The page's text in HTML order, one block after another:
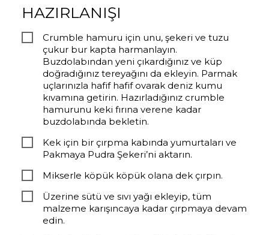
HAZIRLANIŞI
Crumble hamuru için unu, şekeri ve tuzu
çukur bur kapta harmanlayın.
Buzdolabından yeni çıkardığınız ve küp
doğradığınız tereyağını da ekleyin. Parmak
uçlarınızla hafif hafif ovarak deniz kumu
kıvamına getirin. Hazırladığınız crumble
hamurunu keki fırına verene kadar
buzdolabında bekletin.
Kek için bir çırpma kabında yumurtaları ve
Pakmaya Pudra Şekeri’ni aktarın.
Mikserle köpük köpük olana dek çırpın.
Üzerine sütü ve sıvı yağı ekleyip, tüm
malzeme karışıncaya kadar çırpmaya devam
edin.